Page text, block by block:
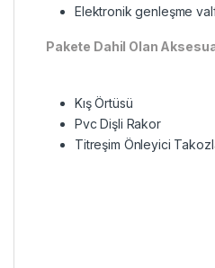
Elektronik genleşme
Pakete Dahil Olan
Kış Örtüsü
Pvc Dişli Rakor
Titreşim Önleyici